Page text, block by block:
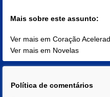
Mais sobre este assunto:
Ver mais em Coração
Ver mais em Novelas
Política de comentários